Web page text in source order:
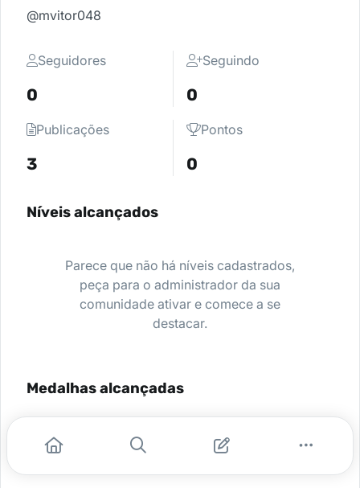
@mvitor048
Seguidores
0
Seguindo
0
Publicações
3
Pontos
0
Níveis alcançados
Parece que não há níveis cadastrados,
peça para o administrador da sua
comunidade ativar e comece a se
destacar.
Medalhas alcançadas
Nenhuma medalha encontrada